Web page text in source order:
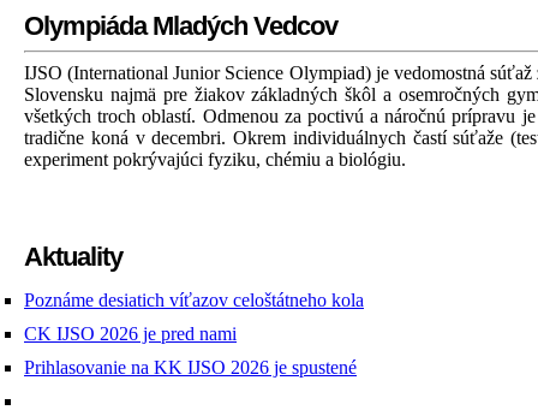
Olympiáda Mladých Vedcov
IJSO (International Junior Science Olympiad) je vedomostná súťaž
Slovensku najmä pre žiakov základných škôl a osemročných
všetkých troch oblastí. Odmenou za poctivú a náročnú prípravu
tradične koná v decembri. Okrem individuálnych častí súťaže
experiment pokrývajúci fyziku, chémiu a biológiu.
Aktuality
Poznáme desiatich víťazov celoštátneho kola
CK IJSO 2026 je pred nami
Prihlasovanie na KK IJSO 2026 je spustené